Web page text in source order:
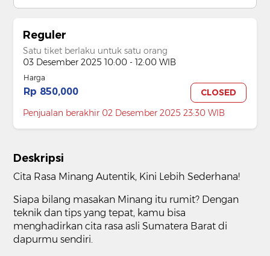
Reguler
Satu tiket berlaku untuk satu orang
03 Desember 2025 10:00 - 12:00 WIB
Harga
Rp 850,000
CLOSED
Penjualan berakhir 02 Desember 2025 23:30 WIB
Deskripsi
Cita Rasa Minang Autentik, Kini Lebih Sederhana!
Siapa bilang masakan Minang itu rumit? Dengan
teknik dan tips yang tepat, kamu bisa
menghadirkan cita rasa asli Sumatera Barat di
dapurmu sendiri.